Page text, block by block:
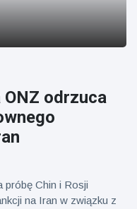
odrzuca
próbę Chin i Rosji
na Iran w związku z